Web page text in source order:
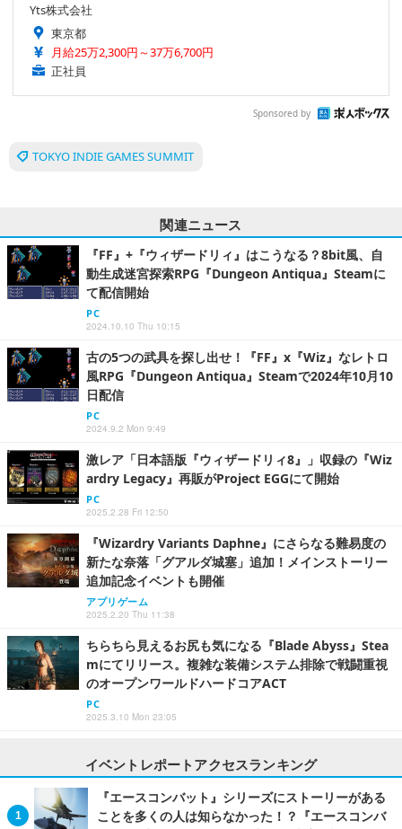
Yts株式会社
東京都
月給25万2,300円～37万6,700円
正社員
Sponsored by
TOKYO INDIE GAMES SUMMIT
関連ニュース
『FF』+『ウィザードリィ』はこうなる？8bit風、自
動生成迷宮探索RPG『Dungeon Antiqua』Steamに
て配信開始
PC
2024.10.10 Thu 10:15
古の5つの武具を探し出せ！『FF』x『Wiz』なレトロ
風RPG『Dungeon Antiqua』Steamで2024年10月10
日配信
PC
2024.9.2 Mon 9:49
激レア「日本語版『ウィザードリィ8』」収録の『Wiz
ardry Legacy』再販がProject EGGにて開始
PC
2025.2.28 Fri 12:50
『Wizardry Variants Daphne』にさらなる難易度の
新たな奈落「グアルダ城塞」追加！メインストーリー
追加記念イベントも開催
アプリゲーム
2025.2.20 Thu 11:38
ちらちら見えるお尻も気になる『Blade Abyss』Stea
mにてリリース。複雑な装備システム排除で戦闘重視
のオープンワールドハードコアACT
PC
2025.3.10 Mon 23:05
イベントレポートアクセスランキング
『エースコンバット』シリーズにストーリーがある
ことを多くの人は知らなかった！？『エースコンバ